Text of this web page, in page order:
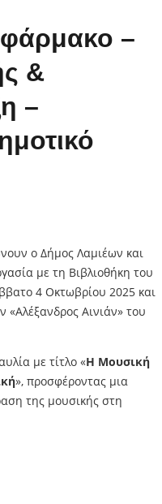
–
&
–
ο Δήμος Λαμιέων και
με τη Βιβλιοθήκη του
4 Οκτωβρίου 2025 και
Αινιάν» του
με τίτλο «Η Μουσική
», προσφέροντας μια
της μουσικής στη